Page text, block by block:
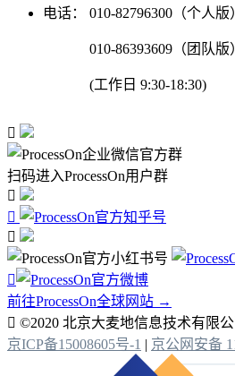
电话：
010-82796300（个人版
010-86393609（团队版
(工作日 9:30-18:30)

扫码进入ProcessOn用户群




前往ProcessOn全球网站 →
 ©2020 北京大麦地信息技术有限公
京ICP备15008605号-1 | 京公网安备